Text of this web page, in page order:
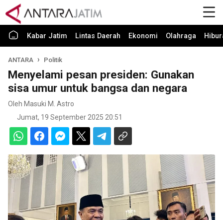
Kabar Jatim Lintas Daerah Ekonomi Olahraga
ANTARA Politik
Menyelami pesan presiden: Gunakan
sisa umur untuk bangsa dan negara
Oleh Masuki M. Astro
Jumat, 19 September 2025 20:51